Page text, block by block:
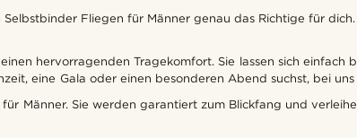
Fliegen für Männer genau das Richtige für
hervorragenden Tragekomfort. Sie lassen sich einfach
eine Gala oder einen besonderen Abend suchst, bei
Männer. Sie werden garantiert zum Blickfang und